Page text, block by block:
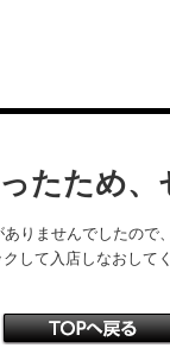
たため
りませんでしたので
して入店しなおしてく